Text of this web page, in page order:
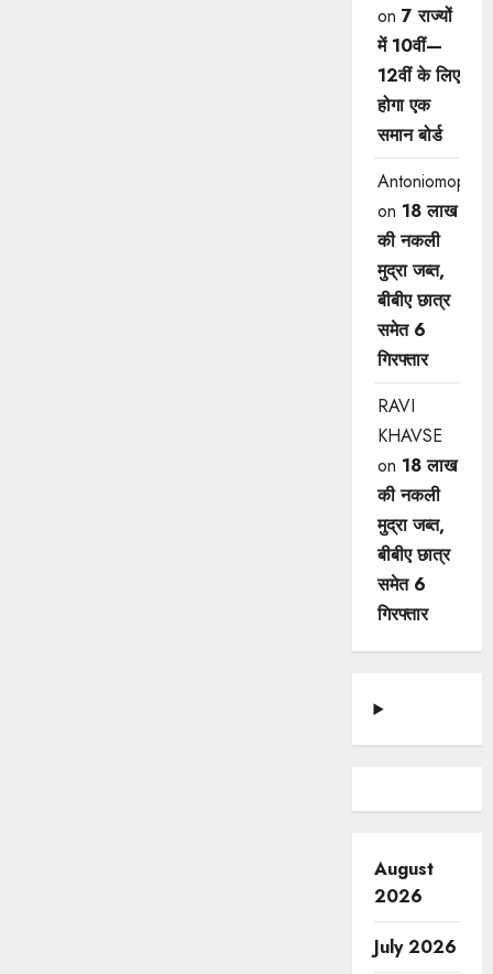
on 7 राज्यों
में 10वीं—
12वीं ​के लिए
होगा एक
समान बोर्ड
Antoniomop
on 18 लाख
की नकली
मुद्रा जब्त,
बीबीए छात्र
समेत 6
गिरफ्तार
RAVI
KHAVSE
on 18 लाख
की नकली
मुद्रा जब्त,
बीबीए छात्र
समेत 6
गिरफ्तार
August
2026
July 2026